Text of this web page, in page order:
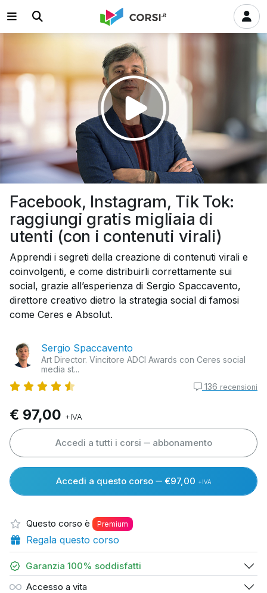
Facebook, Instagram, Tik Tok:
raggiungi gratis migliaia di
utenti (con i contenuti virali)
Apprendi i segreti della creazione di contenuti virali e
coinvolgenti, e come distribuirli correttamente sui
social, grazie all’esperienza di Sergio Spaccavento,
direttore creativo dietro la strategia social di famosi
come Ceres e Absolut.
Sergio Spaccavento
Art Director. Vincitore ADCI Awards con Ceres social
media st...
136 recensioni
€ 97,00 +IVA
Accedi a tutti i corsi abbonamento
Accedi a questo corso €97,00 +IVA
Questo corso è Premium
Regala questo corso
Garanzia 100% soddisfatti
Accesso a vita
Riprodurre
il
video